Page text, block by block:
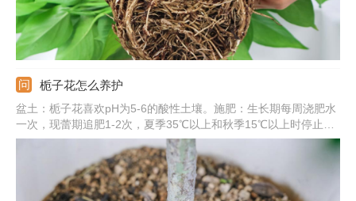
栀子花怎么养护
盆土：栀子花喜欢pH为5-6的酸性土壤。施肥：生长期每周浇肥水
一次，现蕾期追肥1-2次，夏季35℃以上和秋季15℃以上时停止施
肥。浇水：保持盆土湿润，晚上可喷雾将叶片淋湿。光照：要充
足，除七八月份正午外可放在阳光下养护。